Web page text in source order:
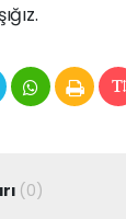
(0)